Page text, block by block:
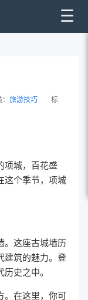
☰
旅游技巧
标
项城，百花盛
这个季节，项城
。这座古城墙历
建筑的魅力。登
史之中。
。在这里，你可